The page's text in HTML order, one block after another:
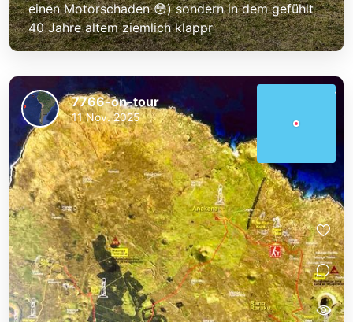
einen Motorschaden 😳) sondern in dem gefühlt
40 Jahre altem ziemlich klappr
7766-on-tour
11 Nov. 2025